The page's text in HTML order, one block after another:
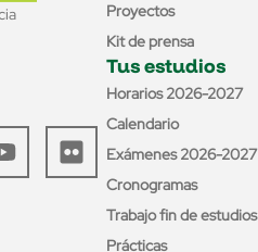
Proyectos
Kit de prensa
Tus estudios
Horarios 2026-2027
Calendario
Exámenes 2026-2027
Cronogramas
Trabajo fin de estudios
Prácticas